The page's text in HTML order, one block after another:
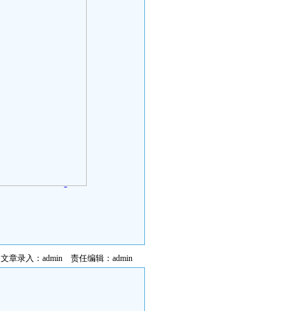
文章录入：admin 责任编辑：admin